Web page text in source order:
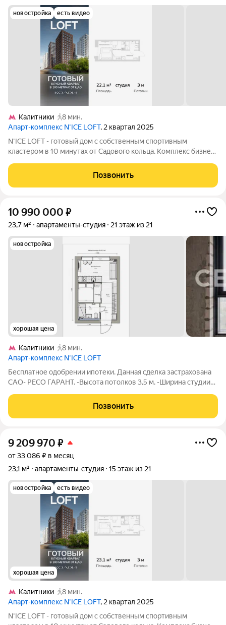
новостройка есть видео
Калитники
8 мин.
Апарт-комплекс N’ICE LOFT, 2 квартал 2025
N'ICE LOFT - готовый дом с собственным спортивным
кластером в 10 минутах от Садового кольца. Комплекс бизнес-
компания КОЛДИ, представляет собой знаковое жилое
пространство, на территории которого
Позвонить
10 990 000 ₽
23,7 м² апартаменты-студия 21 этаж из 21
новостройка
хорошая цена
Калитники
8 мин.
Апарт-комплекс N’ICE LOFT
Бесплатное одобрении ипотеки. Данная сделка застрахована
САО- РЕСО ГАРАНТ. -Высота потолков 3,5 м. -Ширина студии
-Уникальная планировка. Транспортная доступность: -7 мин.
пешком до МЦД Калитники
Позвонить
9 209 970 ₽
от 33 086 ₽ в месяц
23,1 м²
апартаменты-студия 15 этаж из 21
новостройка есть видео
хорошая цена
Калитники
8 мин.
Апарт-комплекс N’ICE LOFT, 2 квартал 2025
N'ICE LOFT - готовый дом с собственным спортивным